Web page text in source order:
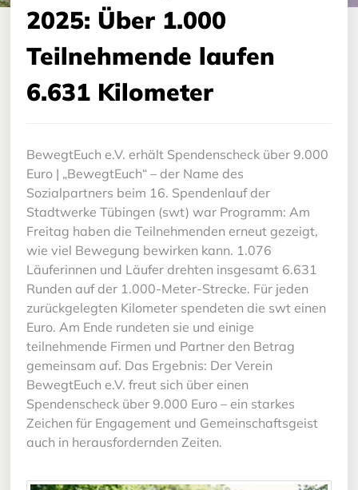
2025: Über 1.000
Teilnehmende laufen
6.631 Kilometer
BewegtEuch e.V. erhält Spendenscheck über 9.000
Euro | „BewegtEuch“ – der Name des
Sozialpartners beim 16. Spendenlauf der
Stadtwerke Tübingen (swt) war Programm: Am
Freitag haben die Teilnehmenden erneut gezeigt,
wie viel Bewegung bewirken kann. 1.076
Läuferinnen und Läufer drehten insgesamt 6.631
Runden auf der 1.000-Meter-Strecke. Für jeden
zurückgelegten Kilometer spendeten die swt einen
Euro. Am Ende rundeten sie und einige
teilnehmende Firmen und Partner den Betrag
gemeinsam auf. Das Ergebnis: Der Verein
BewegtEuch e.V. freut sich über einen
Spendenscheck über 9.000 Euro – ein starkes
Zeichen für Engagement und Gemeinschaftsgeist
auch in herausfordernden Zeiten.